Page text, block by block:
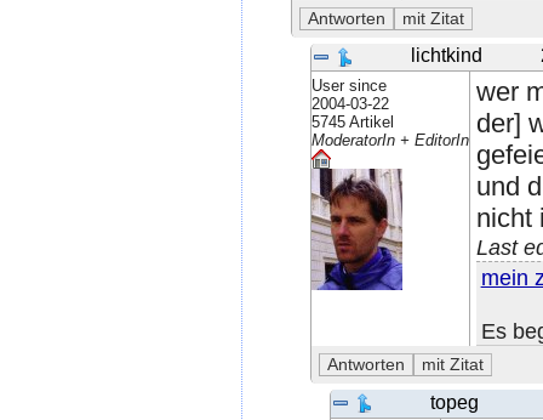
lichtkind
User since
2004-03-22
5745 Artikel
ModeratorIn + EditorIn
wer
der]
und
nicht
Last
mein
Es
topeg